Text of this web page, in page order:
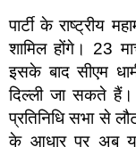
पार्टी के राष्ट्रीय
शामिल होंगे। 23
इसके बाद सीएम
दिल्ली जा सकते
प्रतिनिधि सभा से
के आधार पर अब